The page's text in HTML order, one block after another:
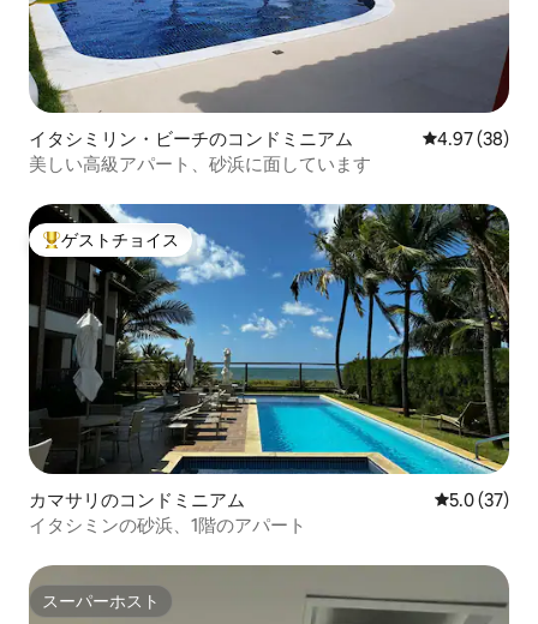
イタシミリン・ビーチのコンドミニアム レビュー38
4.97 (38)
美しい高級アパート、砂浜に面しています
大好評のゲストチョイスです。
ゲストチョイス
カマサリのコンドミニアム レビュー37
5.0 (37)
イタシミンの砂浜、1階のアパート
スーパーホスト
スーパーホスト